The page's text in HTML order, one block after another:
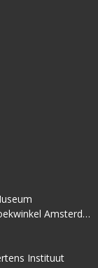
Presentatie 'Jan Spaan (1742-1828)' in Stadsboekwinkel Amsterdam
Instituut